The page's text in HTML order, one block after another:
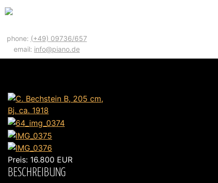
phone: (+49) 09736/657
email: info@piano.de
Preis: 16.800 EUR
BESCHREIBUNG